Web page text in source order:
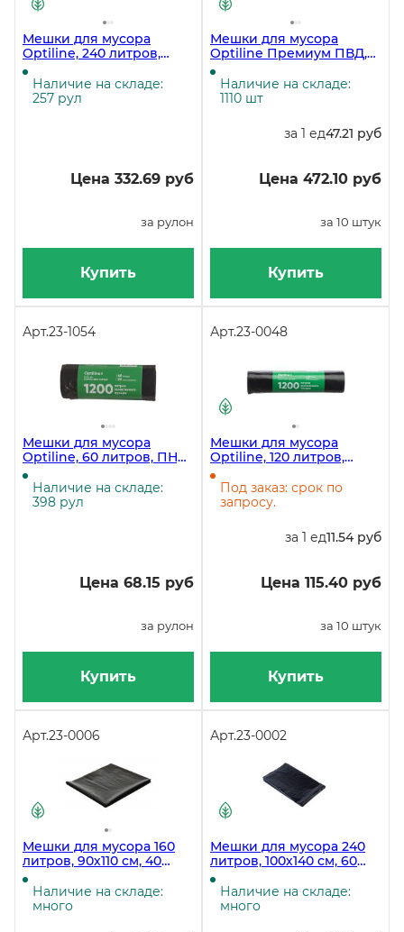
Мешки для мусора
Optiline, 240 литров,
100х140 см, 50 мкм,
черные, в рулоне 10
штук
Наличие на складе:
257 рул
Цена 332.69 руб
за рулон
Купить
Мешки для мусора
Optiline Премиум ПВД,
110х140 см, 60 мкм, 360
литров, черные, в
рулоне 10 штук
Наличие на складе:
1110 шт
за 1 ед47.21 руб
Цена 472.10 руб
за 10 штук
Купить
Арт.23-1054
Мешки для мусора
Optiline, 60 литров, ПНД,
60х80 см, черные, 20
штук в рулоне
Наличие на складе:
398 рул
Цена 68.15 руб
за рулон
Купить
Арт.23-0048
Мешки для мусора
Optiline, 120 литров,
70х110 см, 30 мкм, в
рулоне 10 штук
Под заказ: срок по
запросу.
за 1 ед11.54 руб
Цена 115.40 руб
за 10 штук
Купить
Арт.23-0006
Мешки для мусора 160
литров, 90х110 см, 40
мкм, черные, ПВД, 50
штук в упаковке
Наличие на складе:
много
Арт.23-0002
Мешки для мусора 240
литров, 100х140 см, 60
мкм, черные, в упаковке
50 штук
Наличие на складе:
много